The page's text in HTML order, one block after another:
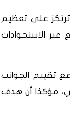
ترتكز على تعظيم
عبر الاستحواذات
تقييم الجوانب
مؤكدًا أن هدف